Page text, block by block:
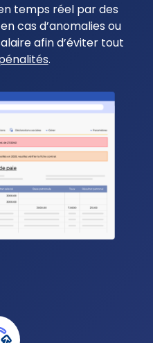
temps réel par des
cas d’anomalies ou
afin d’éviter tout
.